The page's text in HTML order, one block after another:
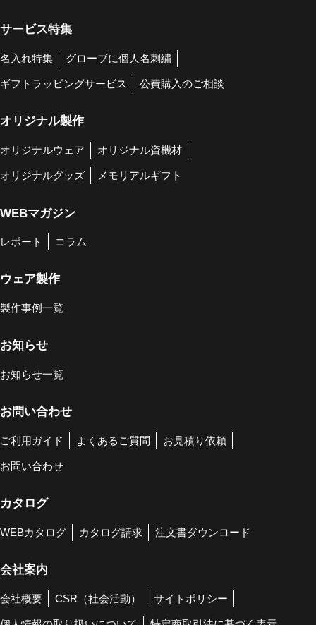
サービス特集
名入れ特集 グローブに個人名刺繍
ギフトラッピングサービス 公費購入のご相談
オリジナル製作
オリジナルウェア オリジナル資機材
オリジナルグッズ メモリアルギフト
WEBマガジン
レポート コラム
ウェア製作
製作事例一覧
お知らせ
お知らせ一覧
お問い合わせ
ご利用ガイド よくあるご質問 お見積り依頼
お問い合わせ
カタログ
WEBカタログ カタログ請求 注文書ダウンロード
会社案内
会社概要 CSR（社会活動） サイトポリシー